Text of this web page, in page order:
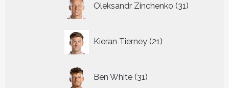
Oleksandr Zinchenko 31
producten
Kieran Tierney 21
producten
Ben White 31
producten